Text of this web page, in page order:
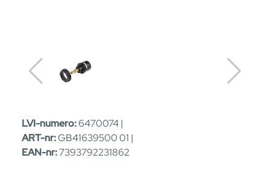
LVI-numero:6470074 |
ART-nr:GB41639500 01 |
EAN-nr:7393792231862